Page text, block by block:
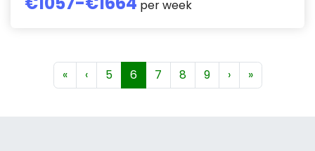
per week
« ‹ 5 6 7 8 9 › »